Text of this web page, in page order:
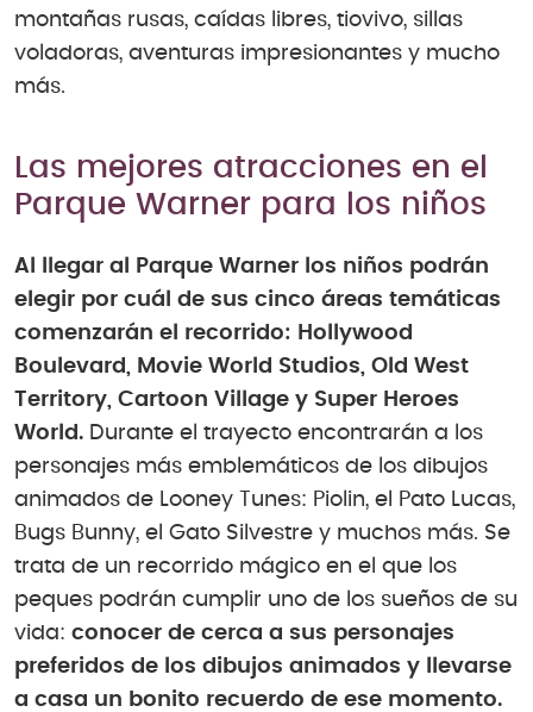
montañas rusas, caídas libres, tiovivo, sillas
voladoras, aventuras impresionantes y mucho
más.
Las mejores atracciones en el
Parque Warner para los niños
Al llegar al Parque Warner los niños podrán
elegir por cuál de sus cinco áreas temáticas
comenzarán el recorrido: Hollywood
Boulevard, Movie World Studios, Old West
Territory, Cartoon Village y Super Heroes
World. Durante el trayecto encontrarán a los
personajes más emblemáticos de los dibujos
animados de Looney Tunes: Piolin, el Pato Lucas,
Bugs Bunny, el Gato Silvestre y muchos más. Se
trata de un recorrido mágico en el que los
peques podrán cumplir uno de los sueños de su
vida: conocer de cerca a sus personajes
preferidos de los dibujos animados y llevarse
a casa un bonito recuerdo de ese momento.